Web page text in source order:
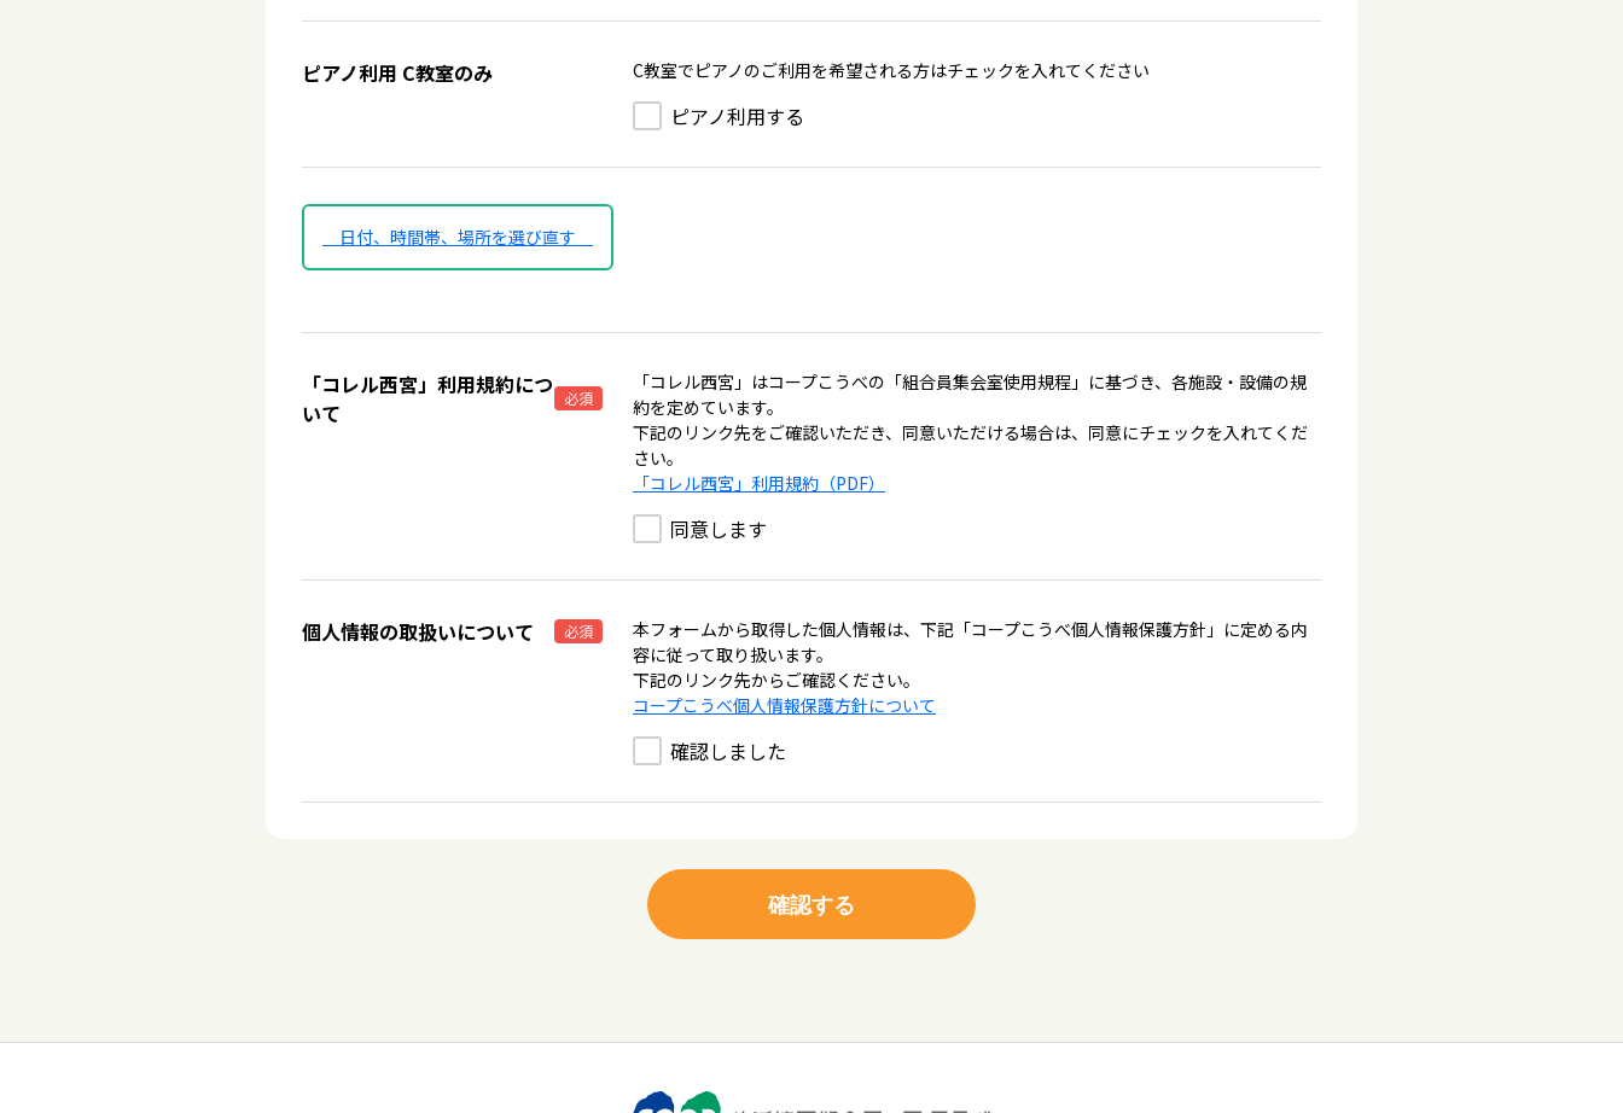
ピアノ利用 C教室のみ C教室でピアノのご利用を希望される方はチェックを入れてください
ピアノ利用する
日付、時間帯、場所を選び直す
「コレル西宮」利用規約につ
いて
必須
「コレル西宮」はコープこうべの「組合員集会室使用規程」に基づき、各施設・設備の規
約を定めています。
下記のリンク先をご確認いただき、同意いただける場合は、同意にチェックを入れてくだ
さい。
「コレル西宮」利用規約（PDF）
同意します
個人情報の取扱いについて 必須
本フォームから取得した個人情報は、下記「コープこうべ個人情報保護方針」に定める内
容に従って取り扱います。
下記のリンク先からご確認ください。
コープこうべ個人情報保護方針について
確認しました